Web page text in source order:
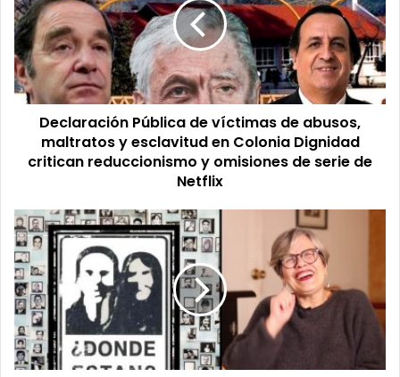
víctimas
de
abusos,
maltratos
y
esclavitud
Colonia
Dignidad
y
omisiones
de
serie
de
Netflix
Declaración Pública de víctimas de abusos,
maltratos y esclavitud en Colonia Dignidad
critican reduccionismo y omisiones de serie de
Netflix
Organizaciones
de
familiares
y
víctimas
de
violaciones
a
Derechos